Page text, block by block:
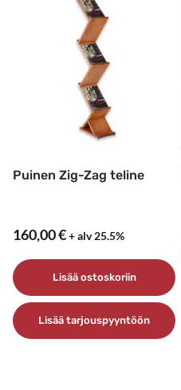
Puinen Zig-Zag teline
160,00€+ alv 25.5%
Lisää ostoskoriin
Lisää tarjouspyyntöön